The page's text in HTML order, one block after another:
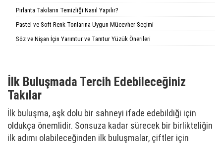
Pırlanta Takıların Temizliği Nasıl Yapılır?
Pastel ve Soft Renk Tonlarına Uygun Mücevher Seçimi
Söz ve Nişan İçin Yarımtur ve Tamtur Yüzük Önerileri
İlk Buluşmada Tercih Edebileceğiniz
Takılar
İlk buluşma, aşk dolu bir sahneyi ifade edebildiği için
oldukça önemlidir. Sonsuza kadar sürecek bir birlikteliğin
ilk adımı olabileceğinden ilk buluşmalar, çiftler için